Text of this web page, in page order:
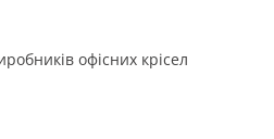
офісних крісел